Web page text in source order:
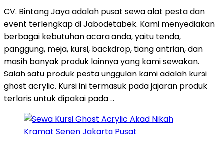
CV. Bintang Jaya adalah pusat sewa alat pesta dan
event terlengkap di Jabodetabek. Kami menyediakan
berbagai kebutuhan acara anda, yaitu tenda,
panggung, meja, kursi, backdrop, tiang antrian, dan
masih banyak produk lainnya yang kami sewakan.
Salah satu produk pesta unggulan kami adalah kursi
ghost acrylic. Kursi ini termasuk pada jajaran produk
terlaris untuk dipakai pada …